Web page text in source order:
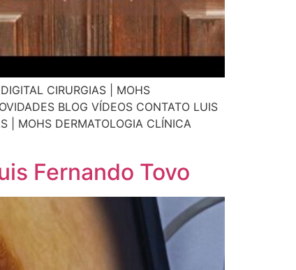
CIRURGIAS | MOHS
BLOG VÍDEOS CONTATO LUIS
| MOHS DERMATOLOGIA CLÍNICA
Fernando Tovo